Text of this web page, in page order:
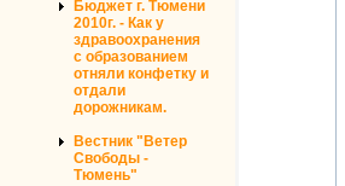
Бюджет г. Тюмени
2010г. - Как у
здравоохранения
с образованием
отняли конфетку и
отдали
дорожникам.
Вестник "Ветер
Свободы -
Тюмень"